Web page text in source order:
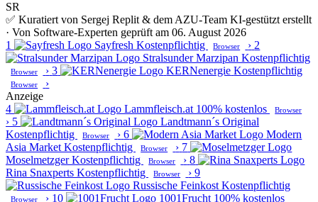
SR
✅ Kuratiert von Sergej Replit & dem AZU-Team KI-gestützt erstellt
· Von Software-Experten geprüft am 06. August 2026
1
Sayfresh Kostenpflichtig Browser › 2
Stralsunder Marzipan Kostenpflichtig
Browser › 3 KERNenergie Kostenpflichtig
Browser
›
Anzeige
4
Lammfleisch.at 100% kostenlos Browser
› 5
Landtmann´s Original
Kostenpflichtig
Browser › 6
Modern
Asia Market Kostenpflichtig Browser › 7
Moselmetzger Kostenpflichtig Browser › 8
Rina Snaxperts Kostenpflichtig Browser › 9
Russische Feinkost Kostenpflichtig
Browser › 10 1001Frucht 100% kostenlos